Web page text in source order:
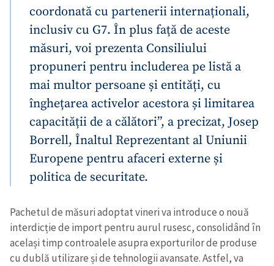
coordonată cu partenerii internaționali,
inclusiv cu G7. În plus față de aceste
măsuri, voi prezenta Consiliului
propuneri pentru includerea pe listă a
mai multor persoane și entități, cu
înghețarea activelor acestora și limitarea
capacității de a călători”, a precizat, Josep
Borrell, Înaltul Reprezentant al Uniunii
Europene pentru afaceri externe și
politica de securitate.
Pachetul de măsuri adoptat vineri va introduce o nouă
interdicție de import pentru aurul rusesc, consolidând în
același timp controalele asupra exporturilor de produse
cu dublă utilizare și de tehnologii avansate. Astfel, va
CONTACT SURSĂ
Sursă anonimă
+ Numele meu
Email+ Emailul meu
Telefon
+ Telefon personal
Am citit și sunt de
TRIMITE ȘTIREA